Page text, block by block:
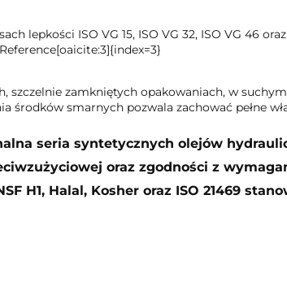
lepkości ISO VG 15, ISO VG 32, ISO VG 46
zamkniętych opakowaniach, w
środków smarnych pozwala zachować pełne
seria syntetycznych olejów
oraz zgodności z
H1, Halal, Kosher oraz ISO 21469